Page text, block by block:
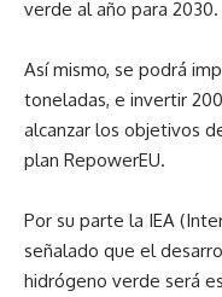
verde al año para 2030.
Así mismo, se podrá
toneladas, e invertir
alcanzar los objetivos
plan RepowerEU.
Por su parte la IEA
señalado que el
hidrógeno verde será